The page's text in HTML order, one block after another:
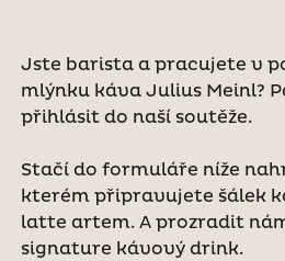
Jste barista a pracujete v
mlýnku káva Julius Meinl?
přihlásit do naší soutěže.
Stačí do formuláře níže
kterém připravujete šálek
latte artem. A prozradit
signature kávový drink.